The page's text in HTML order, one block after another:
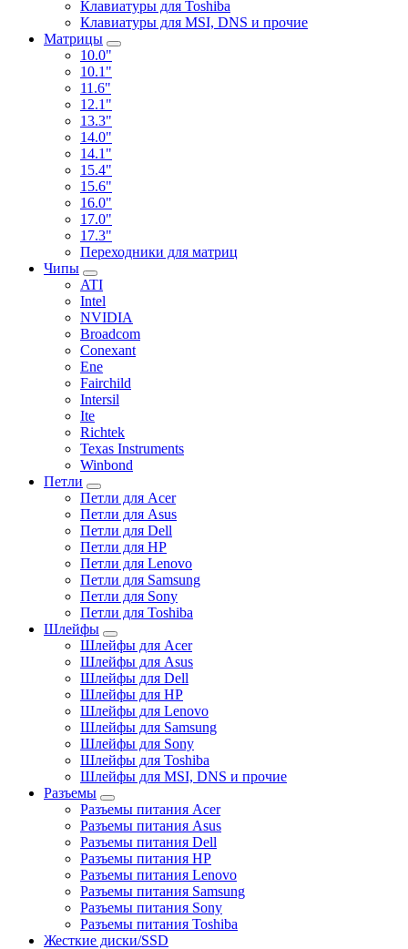
Клавиатуры для Toshiba
Клавиатуры для MSI, DNS и прочие
Матрицы
10.0"
10.1"
11.6"
12.1"
13.3"
14.0"
14.1"
15.4"
15.6"
16.0"
17.0"
17.3"
Переходники для матриц
Чипы
ATI
Intel
NVIDIA
Broadcom
Conexant
Ene
Fairchild
Intersil
Ite
Richtek
Texas Instruments
Winbond
Петли
Петли для Acer
Петли для Asus
Петли для Dell
Петли для HP
Петли для Lenovo
Петли для Samsung
Петли для Sony
Петли для Toshiba
Шлейфы
Шлейфы для Acer
Шлейфы для Asus
Шлейфы для Dell
Шлейфы для HP
Шлейфы для Lenovo
Шлейфы для Samsung
Шлейфы для Sony
Шлейфы для Toshiba
Шлейфы для MSI, DNS и прочие
Разъемы
Разъемы питания Acer
Разъемы питания Asus
Разъемы питания Dell
Разъемы питания HP
Разъемы питания Lenovo
Разъемы питания Samsung
Разъемы питания Sony
Разъемы питания Toshiba
Жесткие диски/SSD